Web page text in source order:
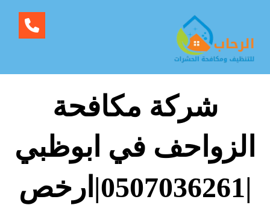
شركة مكافحة
الزواحف في ابوظبي
|0507036261|ارخص